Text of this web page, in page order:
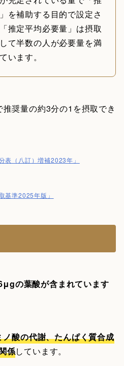
を補助する目的で設定さ
推定平均必要量」は摂取
て半数の人が必要量を満
います。
奨量の約3分の1を摂取でき
表（八訂）増補2023年」
基準2025年版」
の葉酸が含まれています
酸の代謝、たんぱく質合成
係しています。